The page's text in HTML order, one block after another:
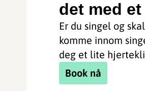
det med
Er du singel og
komme innom
deg et lite
Book nå